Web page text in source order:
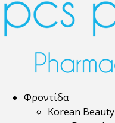
Φροντίδα
Korean Beauty